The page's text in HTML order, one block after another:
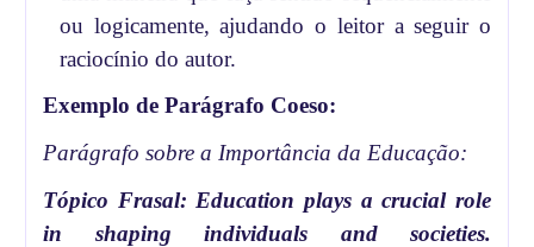
ou logicamente, ajudando o leitor a seguir o
raciocínio do autor.
Exemplo de Parágrafo Coeso:
Parágrafo sobre a Importância da Educação:
Tópico Frasal: Education plays a crucial role
in shaping individuals and societies.